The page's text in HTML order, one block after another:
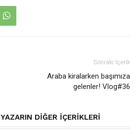
Sonraki İçerik
Araba kiralarken başımıza
gelenler! Vlog#36
YAZARIN DIĞER İÇERIKLERI